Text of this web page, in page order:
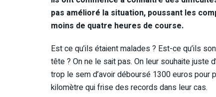
pas amélioré la situation, poussant les
moins de quatre heures de course.
Est ce qu’ils étaient malades ? Est-ce qu’ils
tête ? On ne le sait pas. On leur souhaite juste
trop le sem d’avoir déboursé 1300 euros pour
kilomètre qui frise des records dans leur cas.